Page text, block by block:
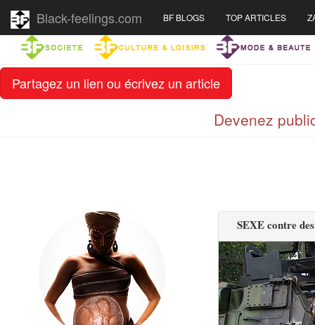
Partagez un lien ou écrivez un article
Black-feelings.com BF BLOGS TOP ARTICLES
Devenez
SEXE contre